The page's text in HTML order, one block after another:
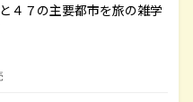
４７の主要都市を旅の雑学